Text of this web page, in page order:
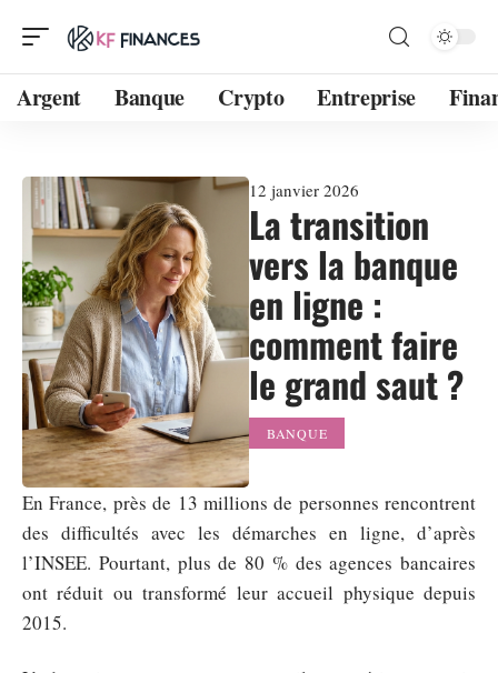
Argent Banque Crypto Entreprise
12 janvier 2026
La transition
vers la banque
en ligne :
comment faire
le grand saut ?
BANQUE
En France, près de 13 millions de personnes rencontrent
des difficultés avec les démarches en ligne, d’après
l’INSEE. Pourtant, plus de 80 % des agences bancaires
ont réduit ou transformé leur accueil physique depuis
2015.